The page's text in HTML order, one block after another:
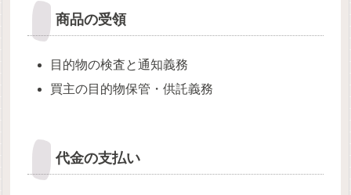
商品の受領
目的物の検査と通知義務
買主の目的物保管・供託義務
代金の支払い